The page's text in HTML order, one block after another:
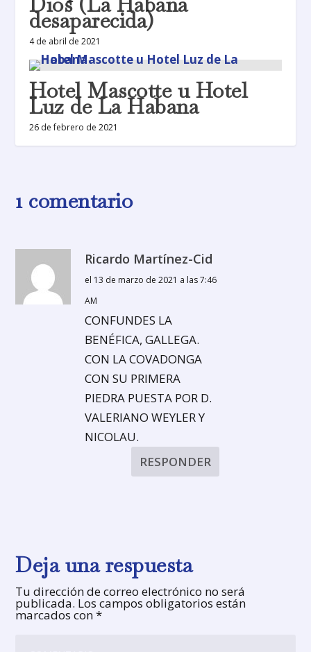
desaparecida)
4 de abril de 2021
Hotel Mascotte u Hotel
Luz de La Habana
26 de febrero de 2021
1 comentario
Ricardo Martínez-Cid
el 13 de marzo de 2021 a las 7:46
AM
CONFUNDES LA
BENÉFICA, GALLEGA.
CON LA COVADONGA
CON SU PRIMERA
PIEDRA PUESTA POR D.
VALERIANO WEYLER Y
NICOLAU.
RESPONDER
Deja una respuesta
Tu dirección de correo electrónico no será
publicada. Los campos obligatorios están
marcados con*